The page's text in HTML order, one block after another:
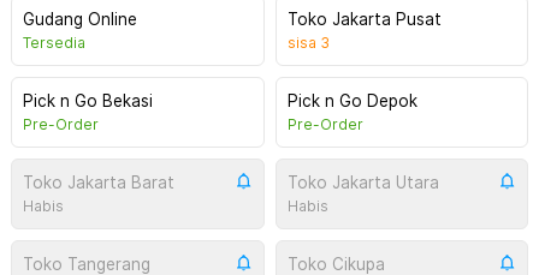
Gudang Online
Tersedia
Toko Jakarta Pusat
sisa 3
Pick n Go Bekasi
Pre-Order
Pick n Go Depok
Pre-Order
Toko Jakarta Barat
Habis
Toko Jakarta Utara
Habis
Toko Tangerang Toko Cikupa